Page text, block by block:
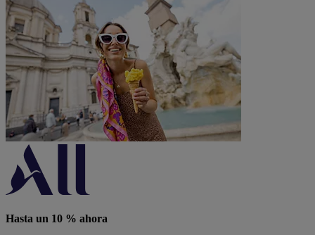
Hasta un 10 % ahora